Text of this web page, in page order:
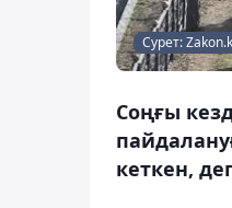
Сурет:
Соңғы
кеткен,